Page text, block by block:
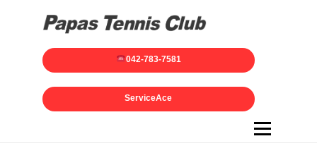
042-783-7581
ServiceAce
メニュー